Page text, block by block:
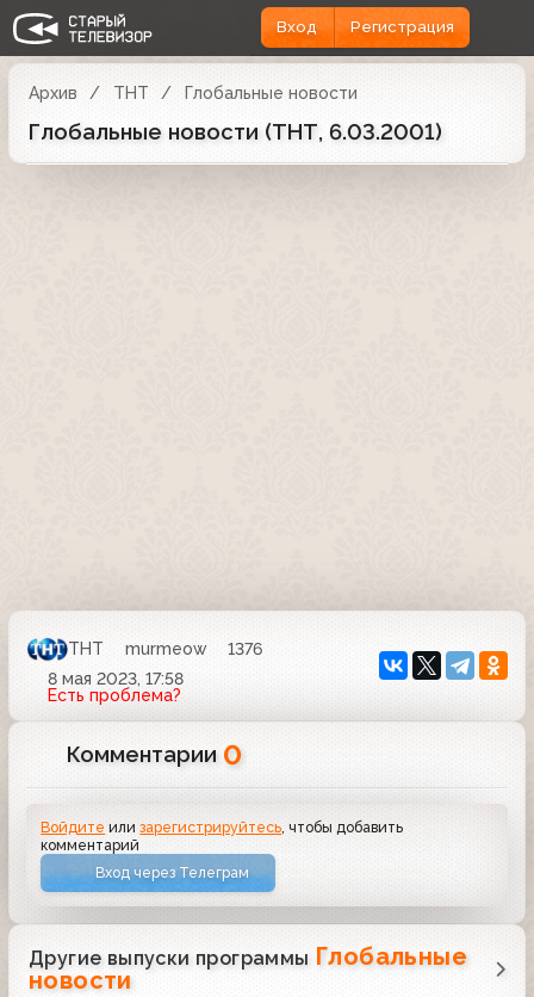
Вход Регистрация
Архив ТНТ Глобальные новости
Глобальные новости (ТНТ, 6.03.2001)
ТНТ murmeow
1376
8 мая 2023, 17:58
Есть проблема?
Комментарии 0
Войдите илизарегистрируйтесь , чтобы добавить
комментарий
Вход через Телеграм
Другие выпуски программы Глобальные
новости